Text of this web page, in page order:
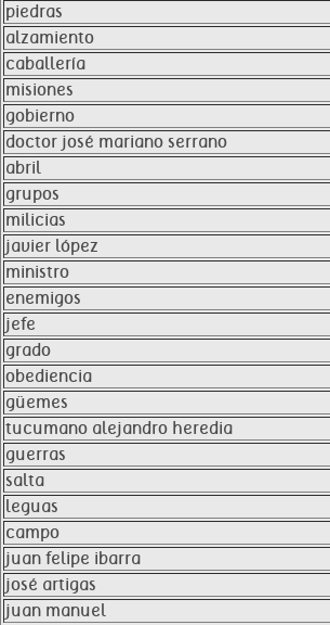
piedras
alzamiento
caballería
misiones
gobierno
doctor josé mariano serrano
abril
grupos
milicias
javier lópez
ministro
enemigos
jefe
grado
obediencia
güemes
tucumano alejandro heredia
guerras
salta
leguas
campo
juan felipe ibarra
josé artigas
juan manuel